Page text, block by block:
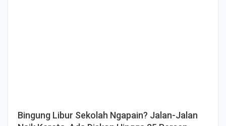
Bingung Libur Sekolah Ngapain? Jalan-Jalan